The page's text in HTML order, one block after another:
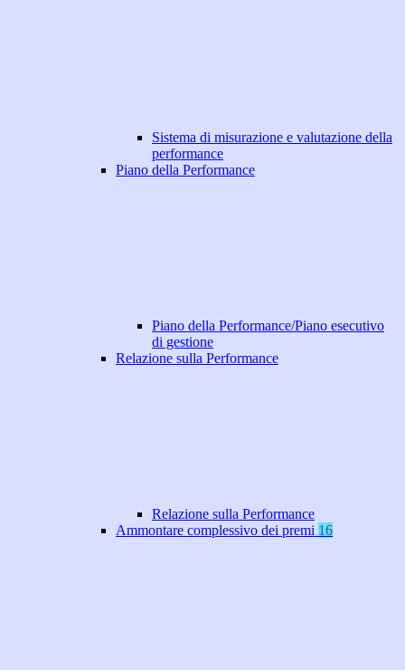
Sistema di misurazione e valutazione della
performance
Piano della Performance
Piano della Performance/Piano esecutivo
di gestione
Relazione sulla Performance
Relazione sulla Performance
Ammontare complessivo dei premi 16